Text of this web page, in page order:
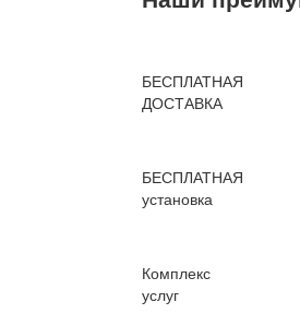
БЕСПЛАТНАЯ
ДОСТАВКА
БЕСПЛАТНАЯ
установка
Комплекс
услуг